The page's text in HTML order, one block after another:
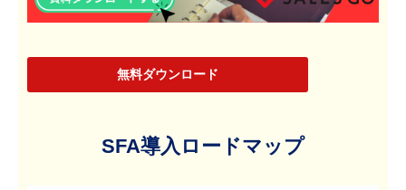
無料ダウンロード
SFA導入ロードマップ